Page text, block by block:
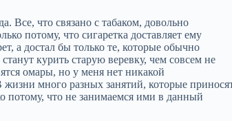
Все, что связано с табаком, довольно
потому, что сигаретка доставляет ему
а достал бы только те, которые обычно
курить старую веревку, чем совсем не
омары, но у меня нет никакой
жизни много разных занятий, которые
потому, что не занимаемся ими в данный